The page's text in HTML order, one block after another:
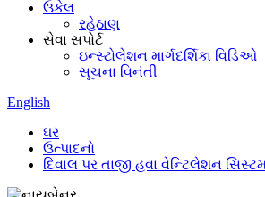
ઉકેલ
રહેઠાણ
સેવા સપોર્ટ
ઇન્સ્ટોલેશન માર્ગદર્શિકા વિડિઓ
સૂચના વિનંતી
English
ઘર
ઉત્પાદનો
દિવાલ પર તાજી હવા વેન્ટિલેશન